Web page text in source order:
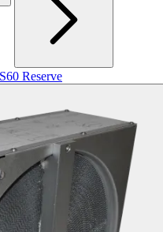
Reserve